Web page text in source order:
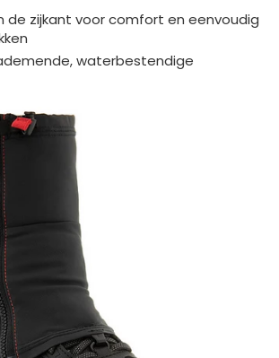
de zijkant voor comfort en eenvoudig
waterbestendige